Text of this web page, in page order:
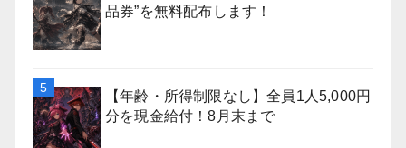
品券”を無料配布します！
【年齢・所得制限なし】全員1人5,000円
分を現金給付！8月末まで